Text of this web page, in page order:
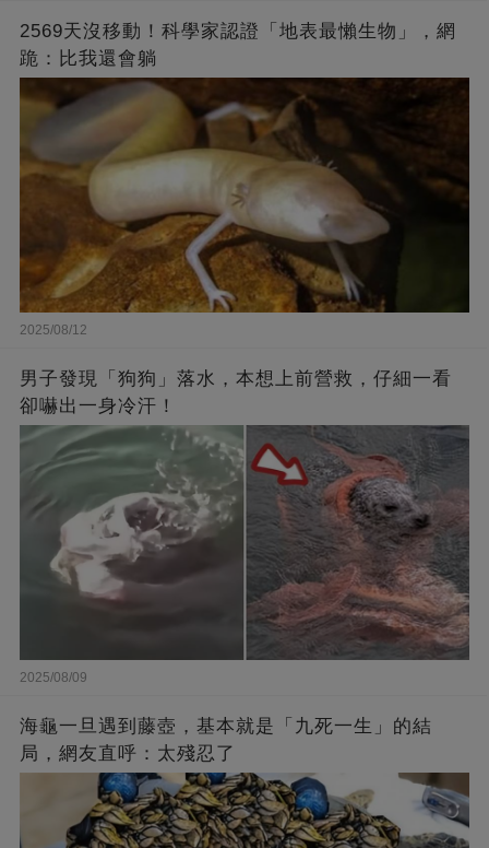
2569天沒移動！科學家認證「地表最懶生物」，網
跪：比我還會躺
2025/08/12
男子發現「狗狗」落水，本想上前營救，仔細一看
卻嚇出一身冷汗！
2025/08/09
海龜一旦遇到藤壺，基本就是「九死一生」的結
局，網友直呼：太殘忍了